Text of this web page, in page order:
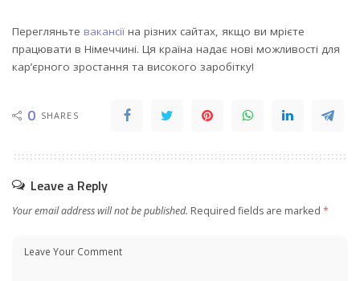
Перегляньте вакансіїна різних сайтах, якщо ви мрієте
працювати в Німеччині. Ця країна надає нові можливості для
кар’єрного зростання та високого заробітку!
0 SHARES
Leave a Reply
Your email address will not be published. Required fields are marked *